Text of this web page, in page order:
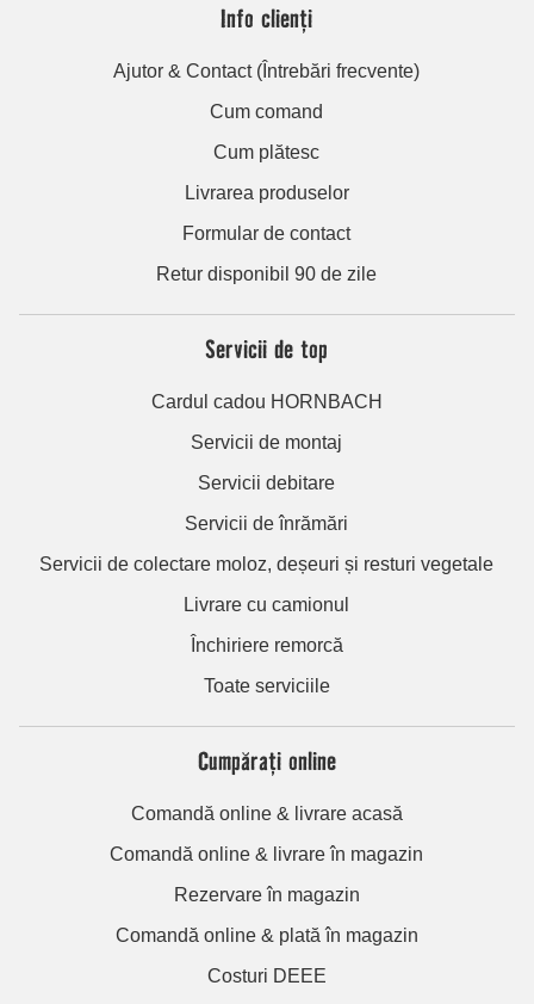
Info clienți
Ajutor & Contact (Întrebări frecvente)
Cum comand
Cum plătesc
Livrarea produselor
Formular de contact
Retur disponibil 90 de zile
Servicii de top
Cardul cadou HORNBACH
Servicii de montaj
Servicii debitare
Servicii de înrămări
Servicii de colectare moloz, deșeuri și resturi vegetale
Livrare cu camionul
Închiriere remorcă
Toate serviciile
Cumpărați online
Comandă online & livrare acasă
Comandă online & livrare în magazin
Rezervare în magazin
Comandă online & plată în magazin
Costuri DEEE